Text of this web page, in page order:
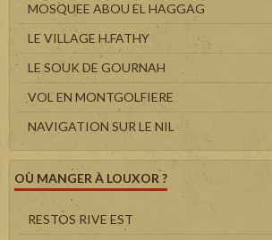
MOSQUEE ABOU EL HAGGAG
LE VILLAGE H.FATHY
LE SOUK DE GOURNAH
VOL EN MONTGOLFIERE
NAVIGATION SUR LE NIL
OÙ MANGER À LOUXOR ?
RESTOS RIVE EST